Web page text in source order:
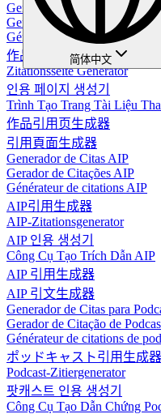
Generador de Página de
Gerador de Página de Obras
Générateur de page de
作品引用ページ生成器
Zitationsseite Generator
인용 페이지 생성기
Trình Tạo Trang Tài Liệu
作品引用页生成器
引用頁面生成器
Generador de Citas AIP
Gerador de Citações AIP
Générateur de citations AIP
AIP引用生成器
AIP-Zitationsgenerator
AIP 인용 생성기
Công Cụ Tạo Trích Dẫn AIP
AIP 引用生成器
AIP 引文生成器
Generador de Citas para
Gerador de Citação de
Générateur de citations de
ポッドキャスト引用生成器
Podcast-Zitiergenerator
팟캐스트 인용 생성기
Công Cụ Tạo Dẫn Chứng
简体中文